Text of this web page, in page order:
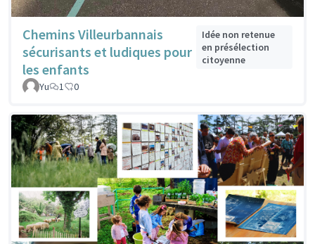
Chemins Villeurbannais
sécurisants et ludiques pour
les enfants
Idée non retenue
en présélection
citoyenne
Yu 1 0